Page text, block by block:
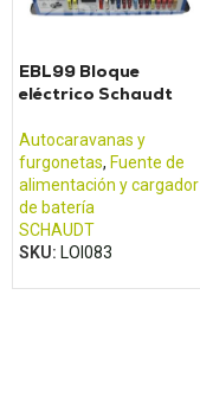
EBL99 Bloque
eléctrico Schaudt
Autocaravanas y
furgonetas, Fuente de
alimentación y cargador
de batería
SCHAUDT
SKU: LOI083